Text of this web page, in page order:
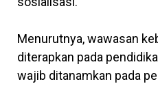
Menurutnya, wawasan
diterapkan pada
wajib ditanamkan pada